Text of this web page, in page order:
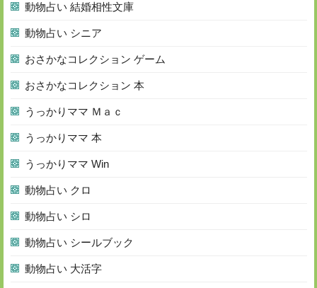
動物占い 結婚相性文庫
動物占い シニア
おさかなコレクション ゲーム
おさかなコレクション 本
うっかりママ Ｍａｃ
うっかりママ 本
うっかりママ Win
動物占い クロ
動物占い シロ
動物占い シールブック
動物占い 大活字